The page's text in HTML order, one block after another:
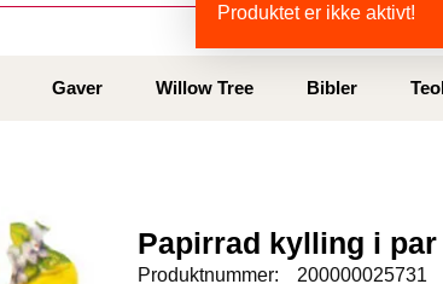
Gaver Willow Tree Bibler
Produktet er ikke aktivt!
Papirrad kylling i par
Produktnummer: 200000025731